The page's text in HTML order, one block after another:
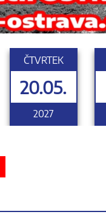
ČTVRTEK
20.05.
2027